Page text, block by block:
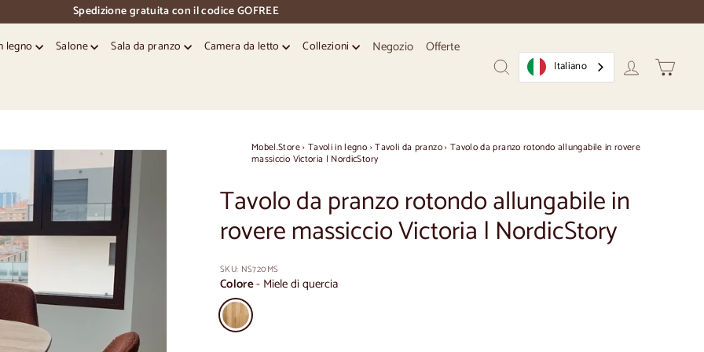
pausa
diapositive
Spedizione gratuita con il codice GOFREE
legno Salone Sala da pranzo Camera da letto Collezioni Negozio Offerte
Ricerca Italiano Conto Carrello
Mobel.Store› Tavoli in legno ›Tavoli da pranzo› Tavolo da pranzo rotondo allungabile in rovere
massiccio Victoria | NordicStory
Tavolo da pranzo rotondo allungabile in
rovere massiccio Victoria | NordicStory
SKU: NS720MS
Colore- Miele di quercia